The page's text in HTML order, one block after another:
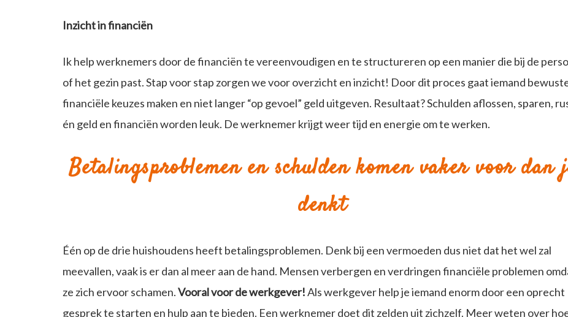
Inzicht in financiën
Ik help werknemers door de financiën te vereenvoudigen en te structureren op een manier die bij de
of het gezin past. Stap voor stap zorgen we voor overzicht en inzicht! Door dit proces gaat iemand
financiële keuzes maken en niet langer “op gevoel” geld uitgeven. Resultaat? Schulden aflossen, sparen,
én geld en financiën worden leuk. De werknemer krijgt weer tijd en energie om te werken.
Betalingsproblemen en schulden komen vaker voor dan
denkt
Één op de drie huishoudens heeft betalingsproblemen. Denk bij een vermoeden dus niet dat het wel zal
meevallen, vaak is er dan al meer aan de hand. Mensen verbergen en verdringen financiële problemen
ze zich ervoor schamen.Vooral voor de werkgever!Als werkgever help je iemand enorm door een oprecht
gesprek te starten en hulp aan te bieden. Een werknemer doet dit zelden uit zichzelf. Meer weten over